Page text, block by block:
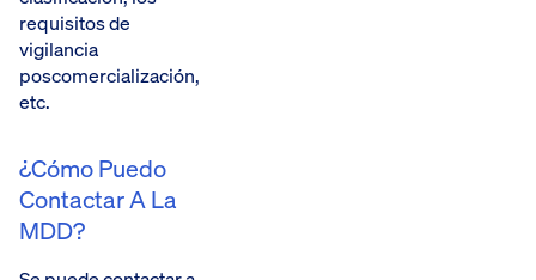
requisitos de
vigilancia
poscomercialización,
etc.
¿Cómo Puedo
Contactar A La
MDD?